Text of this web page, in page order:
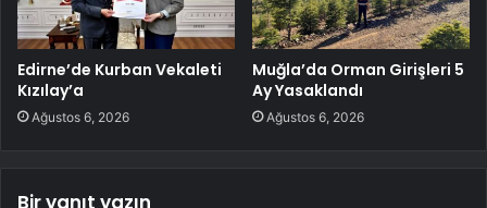
Edirne’de Kurban Vekaleti
Kızılay’a
Ağustos 6, 2026
Muğla’da Orman Girişleri 5
Ay Yasaklandı
Ağustos 6, 2026
Bir yanıt yazın